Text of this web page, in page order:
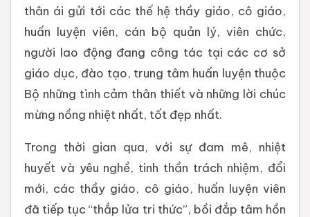
thân ái gửi tới các thế hệ thầy giáo, cô giáo,
huấn luyện viên, cán bộ quản lý, viên chức,
người lao động đang công tác tại các cơ sở
giáo dục, đào tạo, trung tâm huấn luyện thuộc
Bộ những tình cảm thân thiết và những lời chúc
mừng nồng nhiệt nhất, tốt đẹp nhất.
Trong thời gian qua, với sự đam mê, nhiệt
huyết và yêu nghề, tinh thần trách nhiệm, đổi
mới, các thầy giáo, cô giáo, huấn luyện viên
đã tiếp tục “thắp lửa tri thức”, bồi đắp tâm hồn